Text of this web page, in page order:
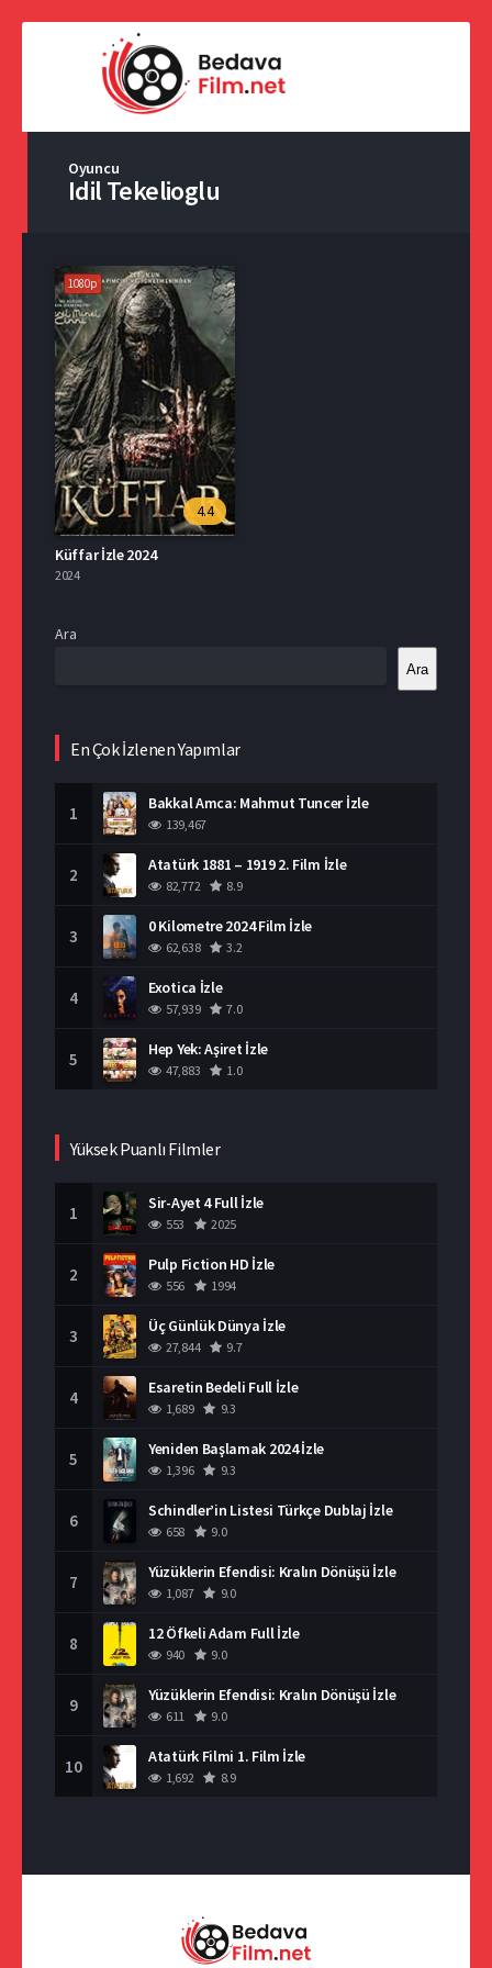
Oyuncu
Idil Tekelioglu
1080p
4.4
Küffar İzle 2024
2024
Ara
Ara
En Çok İzlenen Yapımlar
1 Bakkal Amca: Mahmut Tuncer İzle
139,467
2 Atatürk 1881 – 1919 2. Film İzle
82,772 8.9
3 0 Kilometre 2024 Film İzle
62,638 3.2
4 Exotica İzle
57,939 7.0
5 Hep Yek: Aşiret İzle
47,883 1.0
Yüksek Puanlı Filmler
1 Sir-Ayet 4 Full İzle
553 2025
2 Pulp Fiction HD İzle
556 1994
3 Üç Günlük Dünya İzle
27,844 9.7
4 Esaretin Bedeli Full İzle
1,689 9.3
5 Yeniden Başlamak 2024 İzle
1,396 9.3
6 Schindler’in Listesi Türkçe Dublaj İzle
658 9.0
7 Yüzüklerin Efendisi: Kralın Dönüşü İzle
1,087 9.0
8 12 Öfkeli Adam Full İzle
940 9.0
9 Yüzüklerin Efendisi: Kralın Dönüşü İzle
611 9.0
10 Atatürk Filmi 1. Film İzle
1,692 8.9